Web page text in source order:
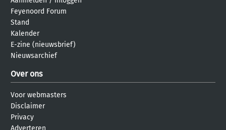
Feyenoord Forum
Stand
Kalender
E-zine (nieuwsbrief)
Nieuwsarchief
Over ons
Voor webmasters
Disclaimer
Privacy
Adverteren